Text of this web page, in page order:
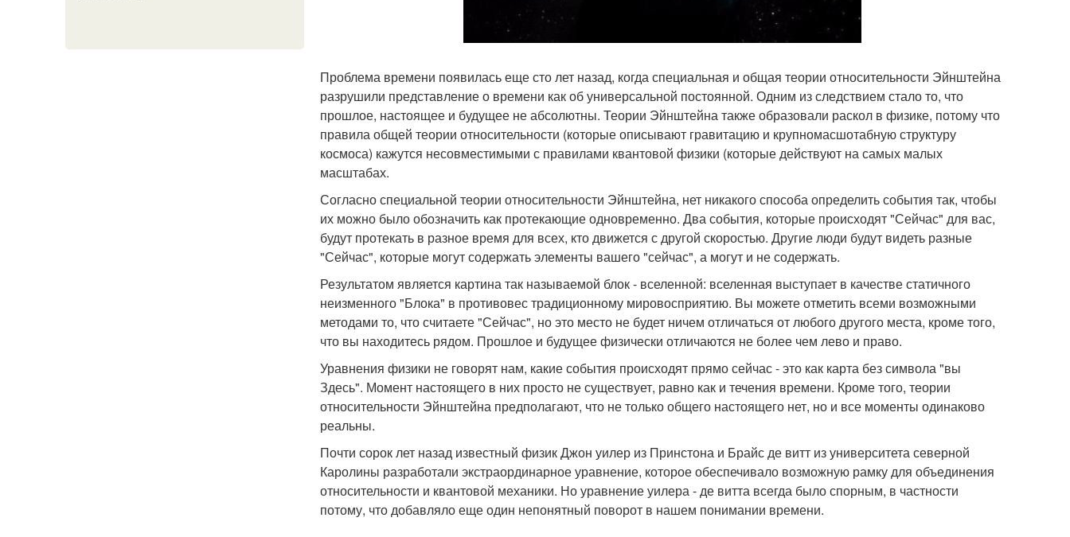
Проблема времени появилась еще сто лет назад, когда специальная и общая теории относительности Эйнштейна
разрушили представление о времени как об универсальной постоянной. Одним из следствием стало то, что
прошлое, настоящее и будущее не абсолютны. Теории Эйнштейна также образовали раскол в физике, потому что
правила общей теории относительности (которые описывают гравитацию и крупномасшотабную структуру
космоса) кажутся несовместимыми с правилами квантовой физики (которые действуют на самых малых
масштабах.
Согласно специальной теории относительности Эйнштейна, нет никакого способа определить события так, чтобы
их можно было обозначить как протекающие одновременно. Два события, которые происходят "Сейчас" для вас,
будут протекать в разное время для всех, кто движется с другой скоростью. Другие люди будут видеть разные
"Сейчас", которые могут содержать элементы вашего "сейчас", а могут и не содержать.
Результатом является картина так называемой блок - вселенной: вселенная выступает в качестве статичного
неизменного "Блока" в противовес традиционному мировосприятию. Вы можете отметить всеми возможными
методами то, что считаете "Сейчас", но это место не будет ничем отличаться от любого другого места, кроме того,
что вы находитесь рядом. Прошлое и будущее физически отличаются не более чем лево и право.
Уравнения физики не говорят нам, какие события происходят прямо сейчас - это как карта без символа "вы
Здесь". Момент настоящего в них просто не существует, равно как и течения времени. Кроме того, теории
относительности Эйнштейна предполагают, что не только общего настоящего нет, но и все моменты одинаково
реальны.
Почти сорок лет назад известный физик Джон уилер из Принстона и Брайс де витт из университета северной
Каролины разработали экстраординарное уравнение, которое обеспечивало возможную рамку для объединения
относительности и квантовой механики. Но уравнение уилера - де витта всегда было спорным, в частности
потому, что добавляло еще один непонятный поворот в нашем понимании времени.